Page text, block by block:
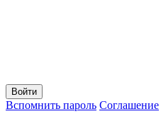
Вспомнить пароль Соглашение